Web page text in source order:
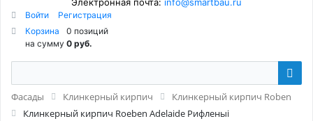
Войти
Регистрация
Корзина
0 позиций
на сумму 0 руб.
Фасады Клинкерный кирпич
Клинкерный кирпич Roben
Клинкерный кирпич Roeben Adelaide Рифленыi